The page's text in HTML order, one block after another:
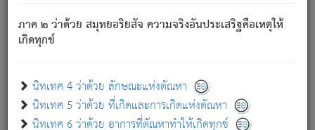
ภาค ๒ ว่าด้วย สมุทยอริยสัจ ความจริงอันประเสริฐคือเหตุให้
เกิดทุกข์
นิทเทศ 4 ว่าด้วย ลักษณะแห่งตัณหา
นิทเทศ 5 ว่าด้วย ที่เกิดและการเกิดแห่งตัณหา
นิทเทศ 6 ว่าด้วย อาการที่ตัณหาทำให้เกิดทุกข์
อันเป็นไปในที่หรือเวลาทั้งปวง[3]เพื่อความมีแห่งประโยชน์โดย
ประการทั้งปวง; ภพทั้งหลายทั้งหมดนั้น ไม่เที่ยง เป็นทุกข์ มี
ความแปรปรวนเป็นธรรมดา.
อย่างนี้อยู่; เขาย่อมละภวตัณหาได้ และไม่เพลิดเพลินวิภวตัณหา
ด้วย.
ความดับเพราะความสำรอกไม่เหลือ (แห่งภพทั้งหลาย)